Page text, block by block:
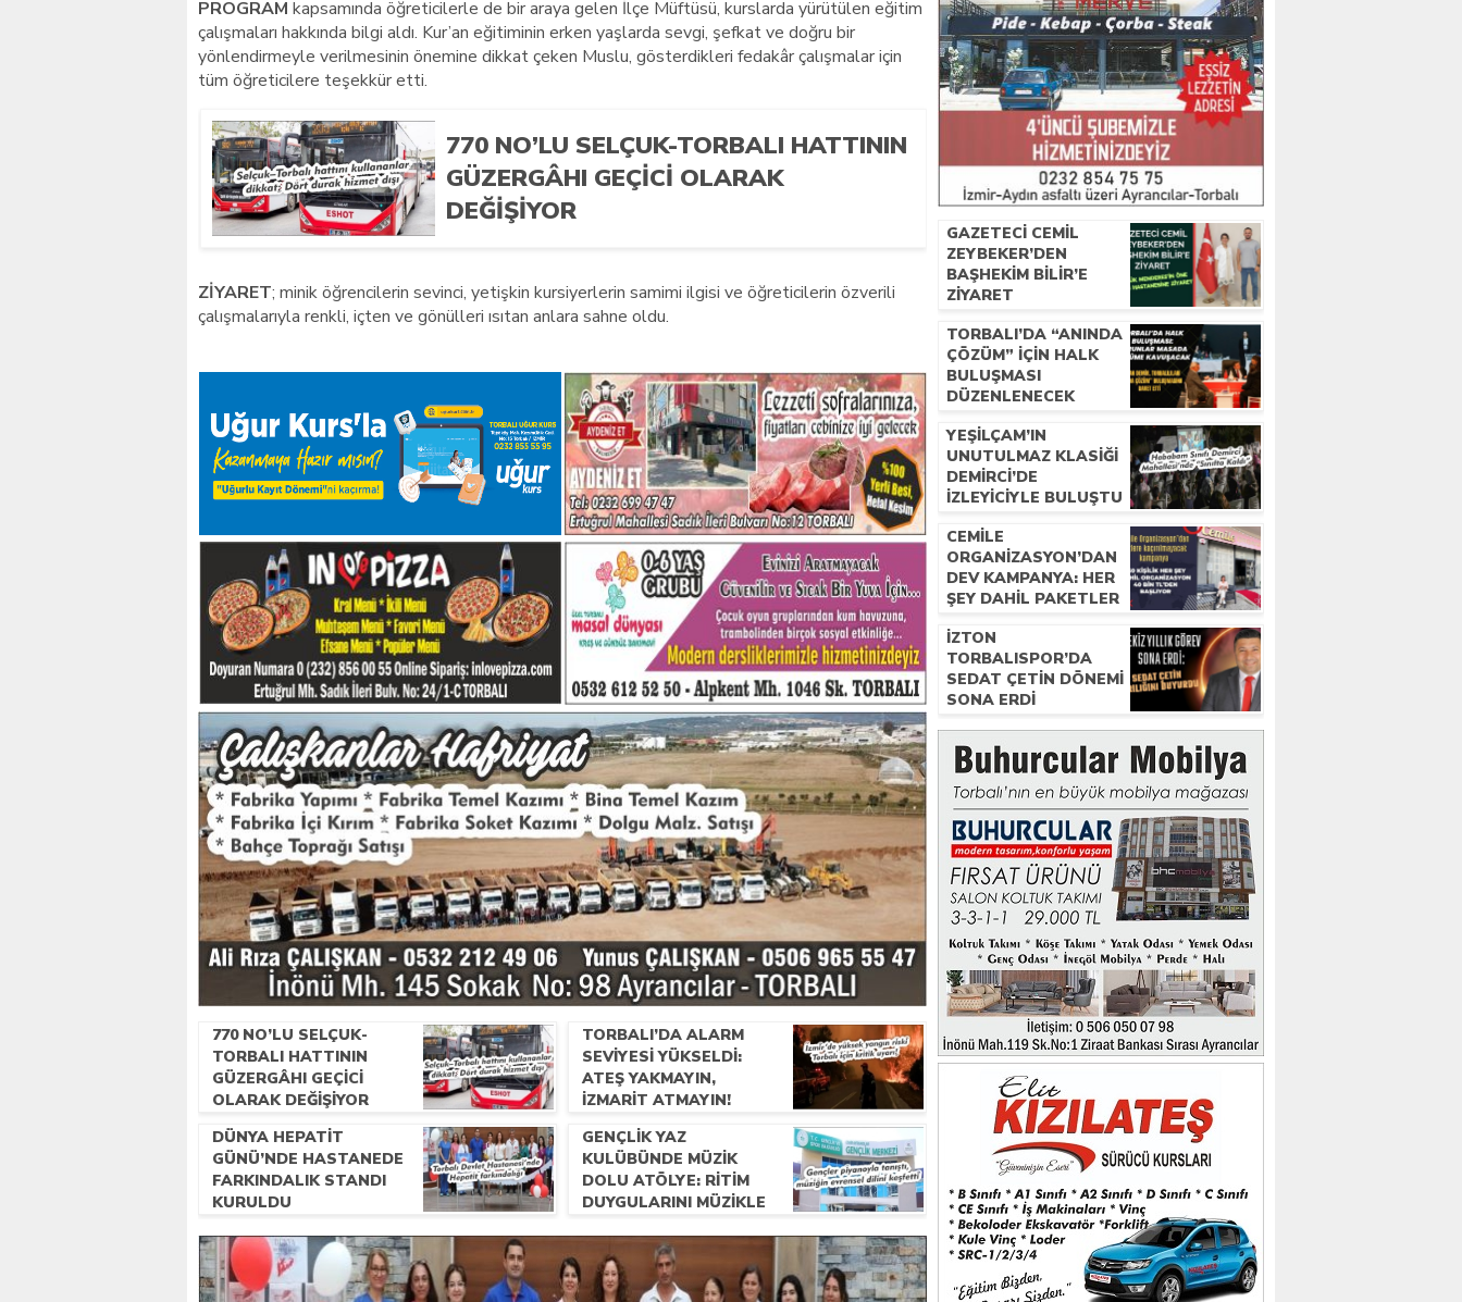
PROGRAM kapsamında öğreticilerle de bir araya gelen İlçe Müftüsü, kurslarda yürütülen eğitim
çalışmaları hakkında bilgi aldı. Kur’an eğitiminin erken yaşlarda sevgi, şefkat ve doğru bir
yönlendirmeyle verilmesinin önemine dikkat çeken Muslu, gösterdikleri fedakâr çalışmalar için
tüm öğreticilere teşekkür etti.
770 NO’LU SELÇUK-TORBALI HATTININ
GÜZERGÂHI GEÇICI OLARAK
DEĞIŞIYOR
ZİYARET; minik öğrencilerin sevinci, yetişkin kursiyerlerin samimi ilgisi ve öğreticilerin özverili
çalışmalarıyla renkli, içten ve gönülleri ısıtan anlara sahne oldu.
.
.
770 NO’LU SELÇUK-
TORBALI HATTININ
GÜZERGÂHI GEÇICI
OLARAK DEĞIŞIYOR
TORBALI’DA ALARM
SEVIYESI YÜKSELDI:
ATEŞ YAKMAYIN,
IZMARIT ATMAYIN!
DÜNYA HEPATIT
GÜNÜ’NDE HASTANEDE
FARKINDALIK STANDI
KURULDU
GENÇLIK YAZ
KULÜBÜNDE MÜZIK
DOLU ATÖLYE: RITIM
DUYGULARINI MÜZIKLE
GAZETECI CEMIL
ZEYBEKER’DEN
BAŞHEKIM BILIR’E
ZIYARET
TORBALI’DA “ANINDA
ÇÖZÜM” IÇIN HALK
BULUŞMASI
DÜZENLENECEK
YEŞILÇAM’IN
UNUTULMAZ KLASIĞI
DEMIRCI’DE
IZLEYICIYLE BULUŞTU
CEMILE
ORGANIZASYON’DAN
DEV KAMPANYA: HER
ŞEY DAHIL PAKETLER
BAŞLIYOR
İZTON
TORBALISPOR’DA
SEDAT ÇETIN DÖNEMI
SONA ERDI